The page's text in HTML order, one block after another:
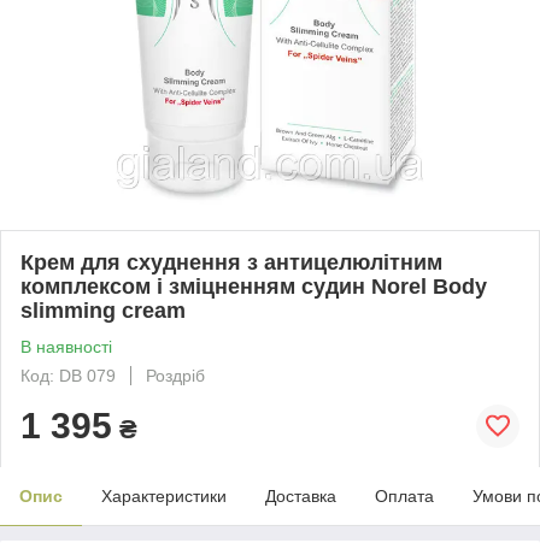
Крем для схуднення з антицелюлітним
комплексом і зміцненням судин Norel Body
slimming cream
В наявності
Код: DВ 079
Роздріб
1 395 ₴
Опис Характеристики Доставка Оплата Умови